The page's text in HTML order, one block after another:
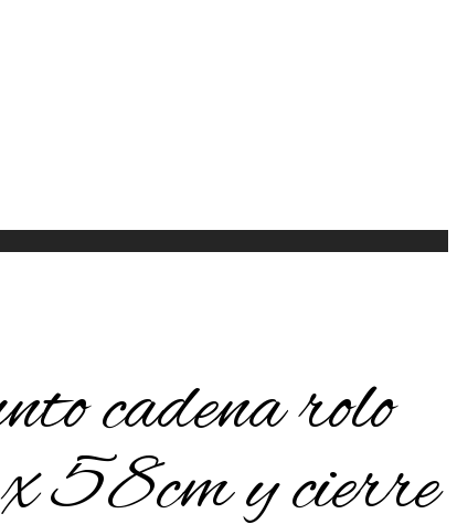
cadena rolo
58cm y cierre